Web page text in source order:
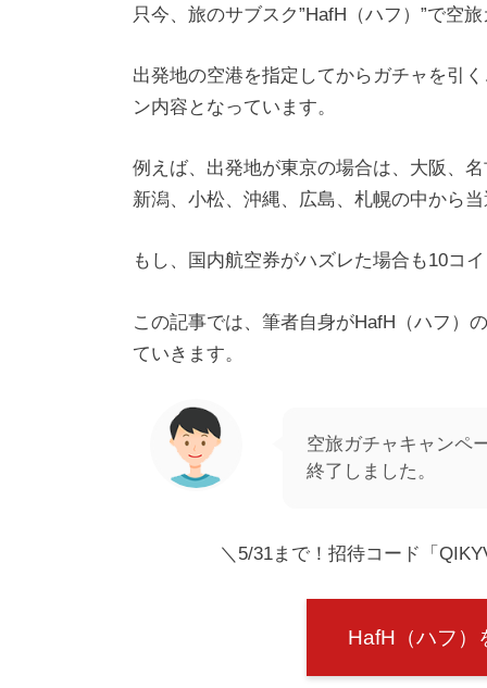
只今、旅のサブスク”HafH（ハフ）”で空
出発地の空港を指定してからガチャを引
ン内容となっています。
例えば、出発地が東京の場合は、大阪、
新潟、小松、沖縄、広島、札幌の中から
もし、国内航空券がハズレた場合も10コ
この記事では、筆者自身がHafH（ハフ）
ていきます。
空旅ガチャキャンペ
終了しました。
＼5/31まで！招待コード「
HafH（ハフ）